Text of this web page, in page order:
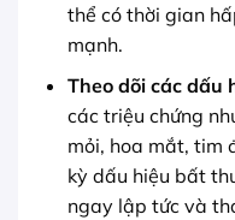
thể có thời gian
mạnh.
Theo dõi các dấu
các triệu chứng
mỏi, hoa mắt, tim
kỳ dấu hiệu bất
ngay lập tức và